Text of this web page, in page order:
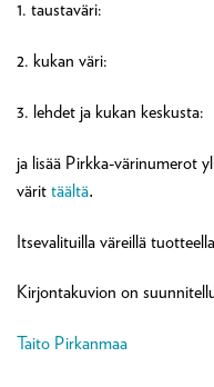
1. taustaväri:
2. kukan väri:
3. lehdet ja kukan keskusta:
ja lisää Pirkka-värinumerot
värit täältä.
Itsevalituilla väreillä
Kirjontakuvion on
Taito Pirkanmaa